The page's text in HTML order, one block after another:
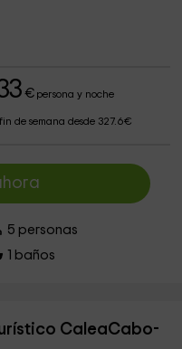
€persona y noche
de semana desde 327.6€
5 personas
baños
CaleaCabo-